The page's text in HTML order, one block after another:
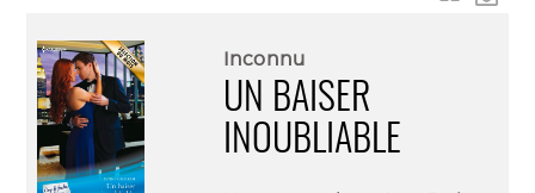
Inconnu
UN BAISER
INOUBLIABLE